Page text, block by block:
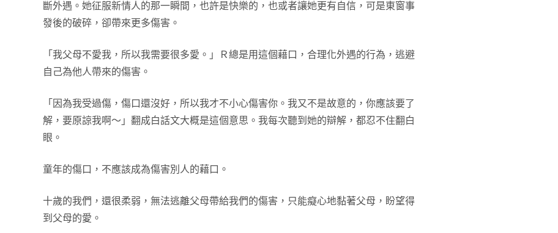
斷外遇。她征服新情人的那一瞬間，也許是快樂的，也或者讓她更有自信，可是東窗事
發後的破碎，卻帶來更多傷害。
「我父母不愛我，所以我需要很多愛。」Ｒ總是用這個藉口，合理化外遇的行為，逃避
自己為他人帶來的傷害。
「因為我受過傷，傷口還沒好，所以我才不小心傷害你。我又不是故意的，你應該要了
解，要原諒我啊～」翻成白話文大概是這個意思。我每次聽到她的辯解，都忍不住翻白
眼。
童年的傷口，不應該成為傷害別人的藉口。
十歲的我們，還很柔弱，無法逃離父母帶給我們的傷害，只能癡心地黏著父母，盼望得
到父母的愛。